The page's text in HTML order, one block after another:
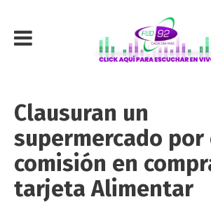
Clausuran un
supermercado por
comisión en
tarjeta Alimentar